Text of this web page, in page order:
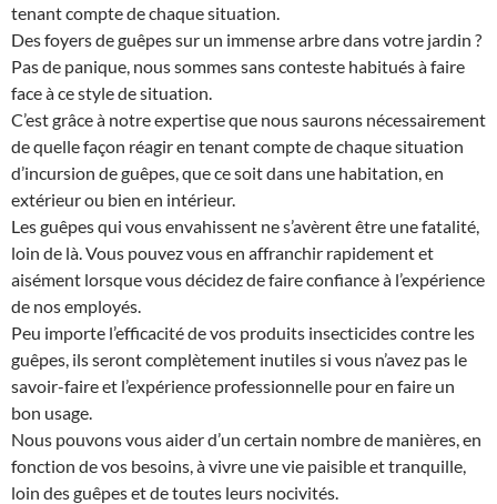
tenant compte de chaque situation.
Des foyers de guêpes sur un immense arbre dans votre jardin ?
Pas de panique, nous sommes sans conteste habitués à faire
face à ce style de situation.
C’est grâce à notre expertise que nous saurons nécessairement
de quelle façon réagir en tenant compte de chaque situation
d’incursion de guêpes, que ce soit dans une habitation, en
extérieur ou bien en intérieur.
Les guêpes qui vous envahissent ne s’avèrent être une fatalité,
loin de là. Vous pouvez vous en affranchir rapidement et
aisément lorsque vous décidez de faire confiance à l’expérience
de nos employés.
Peu importe l’efficacité de vos produits insecticides contre les
guêpes, ils seront complètement inutiles si vous n’avez pas le
savoir-faire et l’expérience professionnelle pour en faire un
bon usage.
Nous pouvons vous aider d’un certain nombre de manières, en
fonction de vos besoins, à vivre une vie paisible et tranquille,
loin des guêpes et de toutes leurs nocivités.